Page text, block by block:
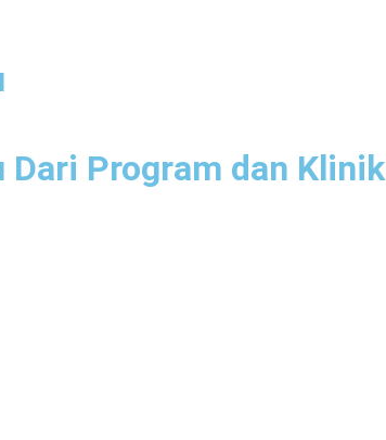
Dari Program dan Klinik